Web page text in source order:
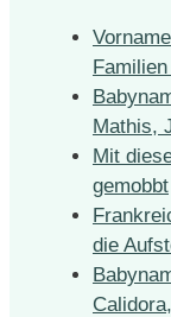
Mathis,
Mit
gemobbt
die